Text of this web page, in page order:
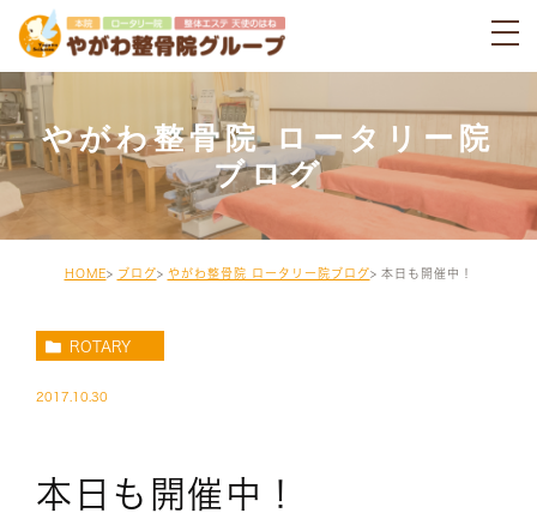
やがわ整骨院 ロータリー院
ブログ
HOME ブログ やがわ整骨院 ロータリー院ブログ 本日も開催中！
ROTARY
2017.10.30
本日も開催中！